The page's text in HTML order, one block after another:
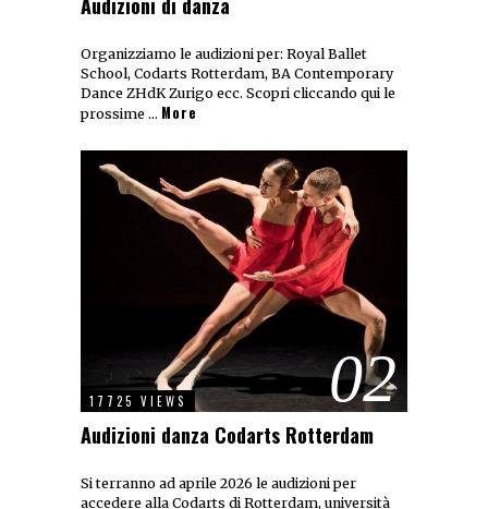
Organizziamo le audizioni per: Royal Ballet
School, Codarts Rotterdam, BA Contemporary
Dance ZHdK Zurigo ecc. Scopri cliccando qui le
prossime … More
02
17725 VIEWS
Audizioni danza Codarts Rotterdam
Si terranno ad aprile 2026 le audizioni per
accedere alla Codarts di Rotterdam, università